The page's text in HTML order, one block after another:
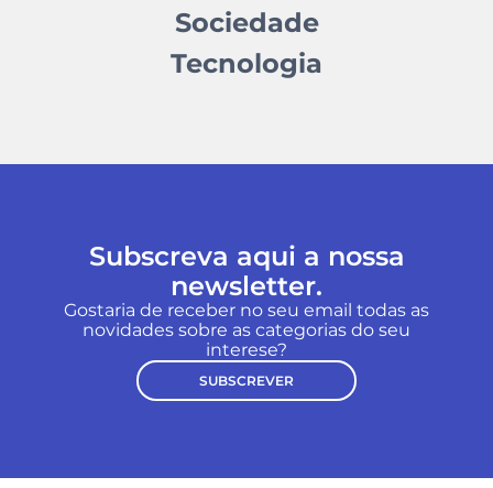
Sociedade
Tecnologia
Subscreva aqui a nossa
newsletter.
Gostaria de receber no seu email todas as
novidades sobre as categorias do seu
interese?
SUBSCREVER